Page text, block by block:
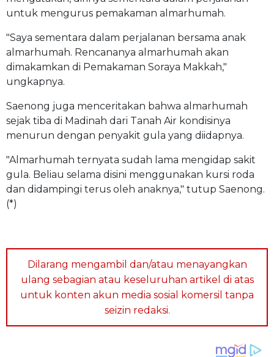
untuk mengurus pemakaman almarhumah.
"Saya sementara dalam perjalanan bersama anak
almarhumah. Rencananya almarhumah akan
dimakamkan di Pemakaman Soraya Makkah,"
ungkapnya.
Saenong juga menceritakan bahwa almarhumah
sejak tiba di Madinah dari Tanah Air kondisinya
menurun dengan penyakit gula yang diidapnya.
"Almarhumah ternyata sudah lama mengidap sakit
gula. Beliau selama disini menggunakan kursi roda
dan didampingi terus oleh anaknya," tutup Saenong.
(*)
Dilarang mengambil dan/atau menayangkan
ulang sebagian atau keseluruhan artikel di atas
untuk konten akun media sosial komersil tanpa
seizin redaksi.